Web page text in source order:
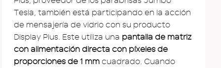
Tesla, también está participando en la acción
de mensajería de vidrio con su producto
Display Plus. Este utiliza una pantalla de matriz
con alimentación directa con píxeles de
proporciones de 1 mm cuadrado. Cuando